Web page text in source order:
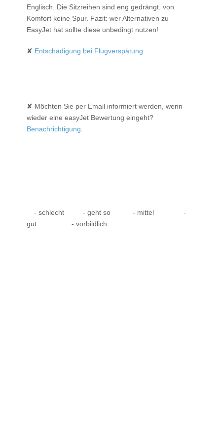
Englisch. Die Sitzreihen sind eng gedrängt, von
Komfort keine Spur. Fazit: wer Alternativen zu
EasyJet hat sollte diese unbedingt nutzen!
✘ Entschädigung bei Flugverspätung
✘ Möchten Sie per Email informiert werden, wenn
wieder eine easyJet Bewertung eingeht?
Benachrichtigung
- schlecht - geht so - mittel
-
gut
- vorbildlich